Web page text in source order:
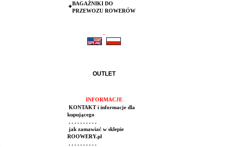
BAGAŻNIKI DO
PRZEWOZU ROWERÓW
.
OUTLET
INFORMACJE
KONTAKT i informacje dla
kupującego
. . . . . . . . . .
jak zamawiać w sklepie
ROOWERY.pl
. . . . . . . . . .